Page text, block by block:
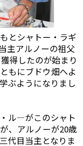
とシャトー・ラギ
主アルノーの祖父
得したのが始まり
もにブドウ畑へよ
ぶようになりまし
ル―がこのシャト
、アルノーが20歳
代目当主となりま